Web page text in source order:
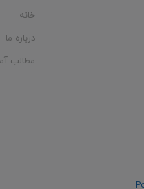
خانه
درباره ما
مطالب